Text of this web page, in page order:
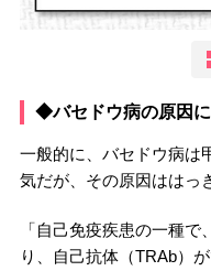
◆バセドウ病の原因
一般的に、バセドウ病は
気だが、その原因ははっ
「自己免疫疾患の一種
り、自己抗体（TRAb）